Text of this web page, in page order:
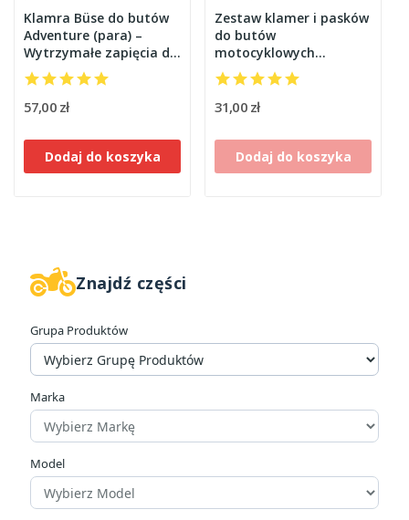
W magazynie 2
Cena
Producenci
Znajdź części
Grupa Produktów
Marka
Model
Klamra Büse do butów
Adventure (para) –
Wytrzymałe zapięcia do
butów motocyklowych
57,00 zł
Dodaj do koszyka
Zestaw klamer i pasków
do butów
motocyklowych
G.ADVENTURE Gaerne
31,00 zł
Dodaj do koszyka